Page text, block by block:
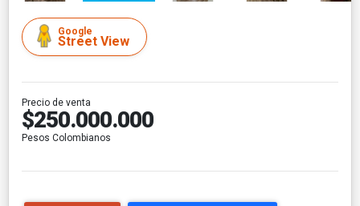
Google
Street View
Precio de venta
$250.000.000
Pesos Colombianos